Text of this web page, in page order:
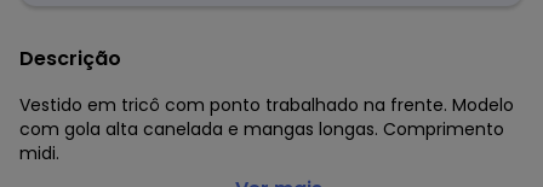
Descrição
Vestido em tricô com ponto trabalhado na frente. Modelo
com gola alta canelada e mangas longas. Comprimento
midi.